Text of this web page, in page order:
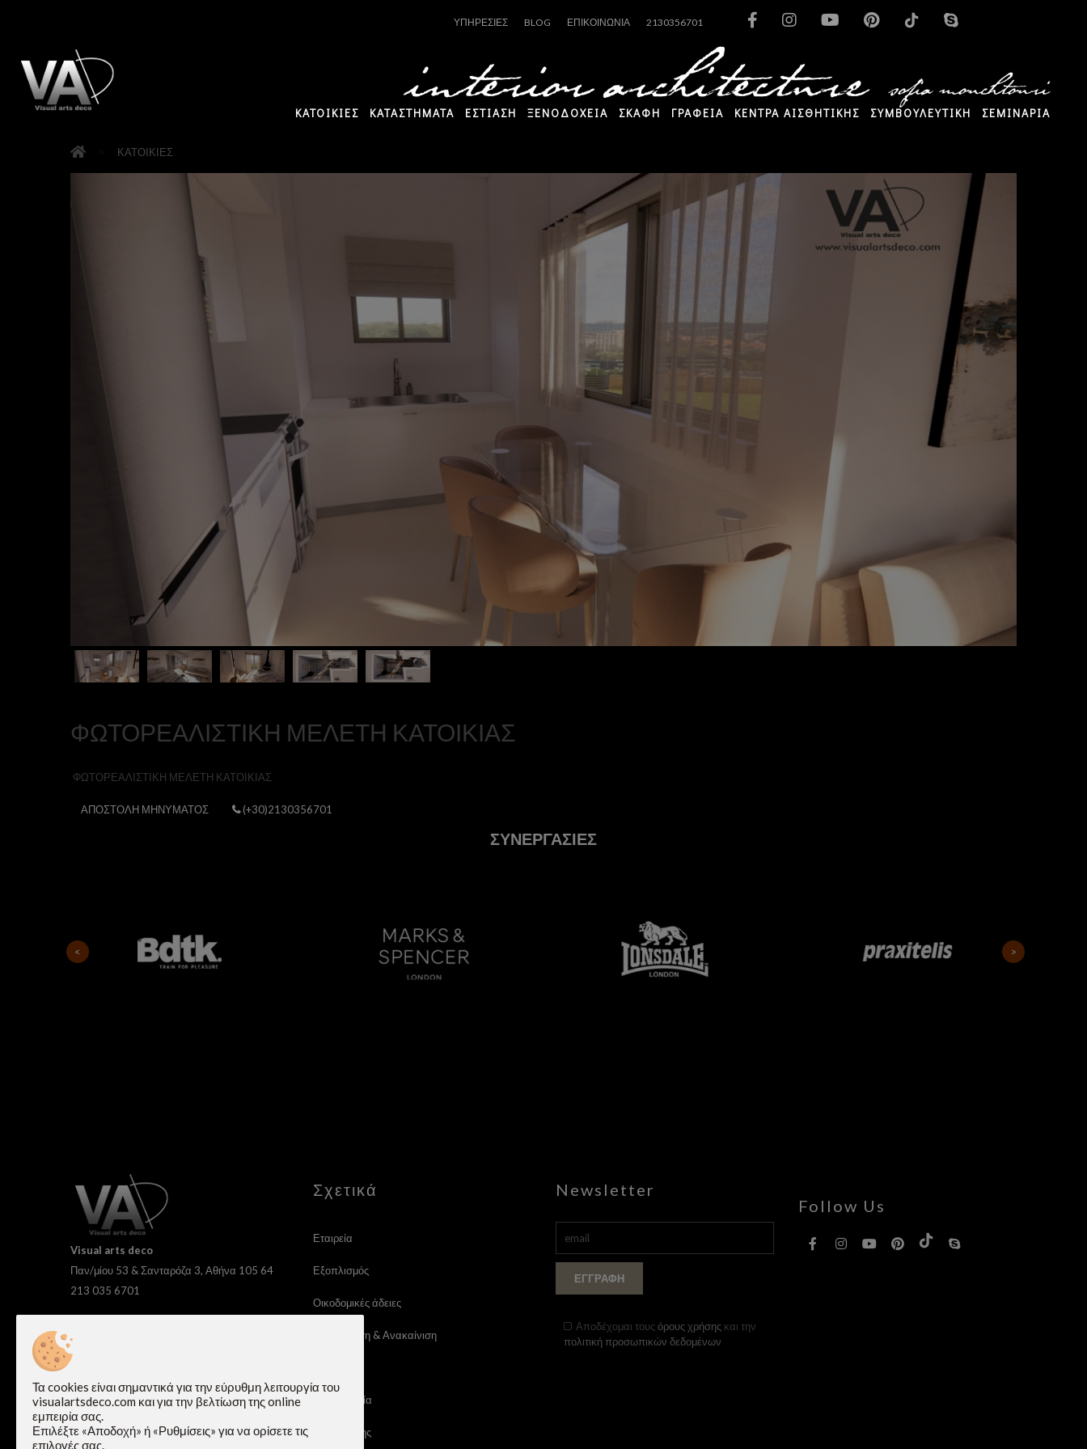
2130356701
ΕΠΙΚΟΙΝΩΝΙΑ
BLOG
ΥΠΗΡΕΣΙΕΣ
ΚΑΤΟΙΚΙΕΣ ΚΑΤΑΣΤΗΜΑΤΑ ΕΣΤΙΑΣΗ ΞΕΝΟΔΟΧΕΙΑ ΣΚΑΦΗ ΓΡΑΦΕΙΑ ΚΕΝΤΡΑ ΑΙΣΘΗΤΙΚΗΣ ΣΥΜΒΟΥΛΕΥΤΙΚΗ ΣΕΜΙΝΑΡΙΑ
ΚΑΤΟΙΚΙΕΣ
ΦΩΤΟΡΕΑΛΙΣΤΙΚΗ ΜΕΛΕΤΗ ΚΑΤΟΙΚΙΑΣ
ΦΩΤΟΡΕΑΛΙΣΤΙΚΗ ΜΕΛΕΤΗ ΚΑΤΟΙΚΙΑΣ
ΑΠΟΣΤΟΛΗ ΜΗΝΥΜΑΤΟΣ (+30)2130356701
ΣΥΝΕΡΓΑΣΙΕΣ
Visual arts deco
Παν/μίου 53 & Σανταρόζα 3, Αθήνα 105 64
213 035 6701
6977636086
info@visualartsdeco.com
Σχετικά
Εταιρεία
Εξοπλισμός
Οικοδομικές άδειες
Διακόσμηση & Ανακαίνιση
Επικοινωνία
Όροι χρήσης
Newsletter
ΕΓΓΡΑΦΉ
Αποδέχομαι τους όρους χρήσης και την
πολιτική προσωπικών δεδομένων
Follow Us
Τα cookies είναι σημαντικά για την εύρυθμη λειτουργία του
visualartsdeco.com και για την βελτίωση της online
εμπειρία σας.
Επιλέξτε «Αποδοχή» ή «Ρυθμίσεις» για να ορίσετε τις
επιλογές σας.